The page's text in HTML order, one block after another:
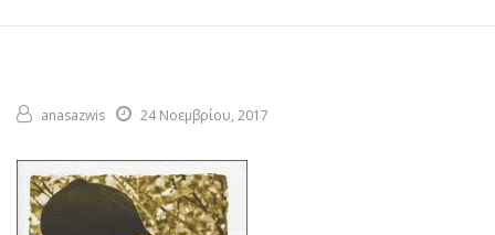
anasazwis 24 Νοεμβρίου, 2017